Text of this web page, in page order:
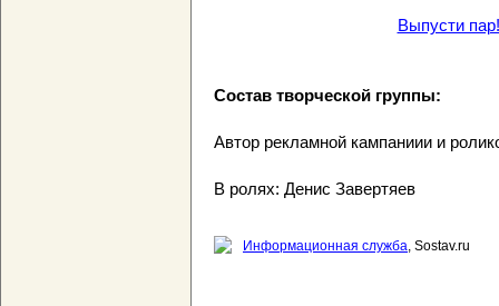
Выпусти
Состав творческой группы:
Автор рекламной кампаниии и
В ролях: Денис Завертяев
Информационная служба, Sostav.ru